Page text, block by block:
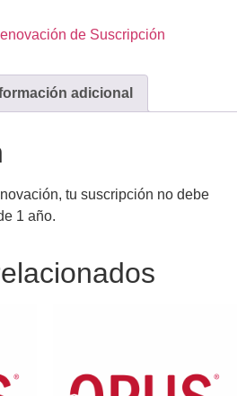
de Suscripción
adicional
tu suscripción no debe
1 año.